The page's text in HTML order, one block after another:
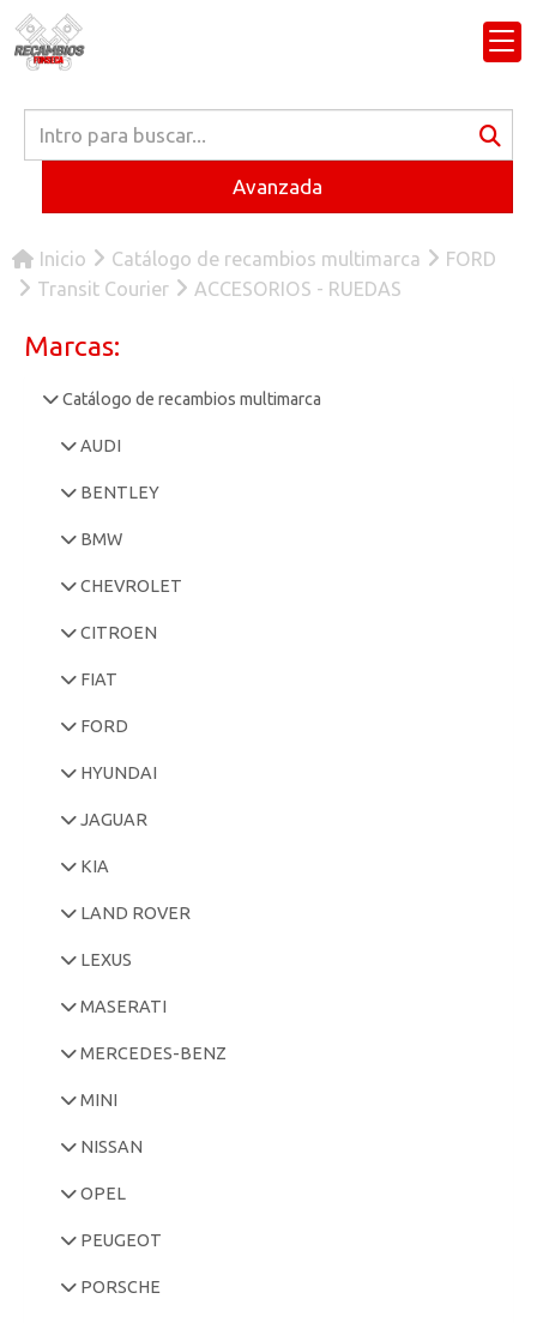
Avanzada
Inicio Catálogo de recambios multimarca
FORD
Transit Courier
ACCESORIOS - RUEDAS
Marcas:
Catálogo de recambios multimarca
AUDI
BENTLEY
BMW
CHEVROLET
CITROEN
FIAT
FORD
HYUNDAI
JAGUAR
KIA
LAND ROVER
LEXUS
MASERATI
MERCEDES-BENZ
MINI
NISSAN
OPEL
PEUGEOT
PORSCHE